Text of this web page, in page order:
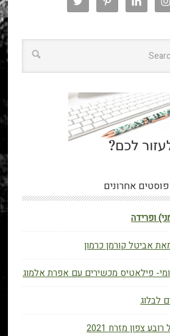
פוסטים אחרונים
ופרידה
אביטל קורמן כרמון
פילאטיס מכשירים עם אפרת אלמוג
צפון מזרח 2021